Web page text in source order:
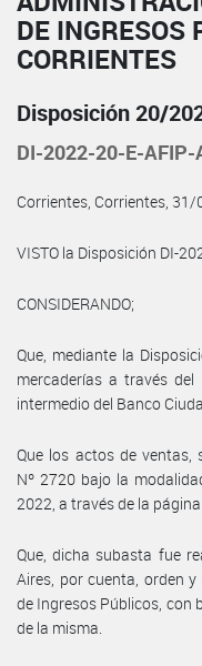
DE INGRESOS
CORRIENTES
Disposición 20/
DI-2022-20-E-AFIP-
Corrientes, Corrientes,
VISTO la Disposición DI-
CONSIDERANDO;
Que, mediante la
mercaderías a través
intermedio del Banco
Que los actos de ventas,
Nº 2720 bajo la
2022, a través de la
Que, dicha subasta fue
Aires, por cuenta, orden
de Ingresos Públicos, con
de la misma.